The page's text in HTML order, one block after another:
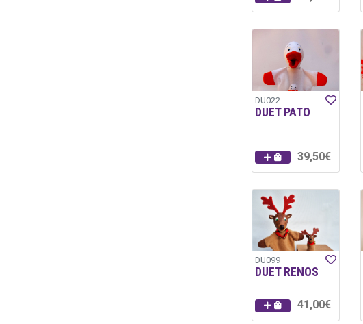
DU022
DUET PATO
39,50€
DU099
DUET RENOS
41,00€